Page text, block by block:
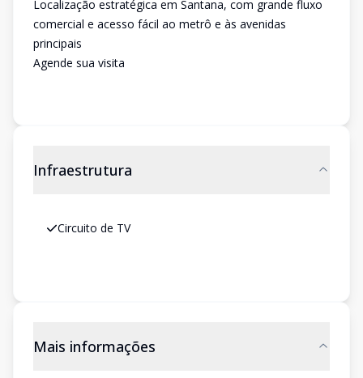
Localização estratégica em Santana, com grande fluxo
comercial e acesso fácil ao metrô e às avenidas
principais
Agende sua visita
Infraestrutura
Circuito de TV
Mais informações